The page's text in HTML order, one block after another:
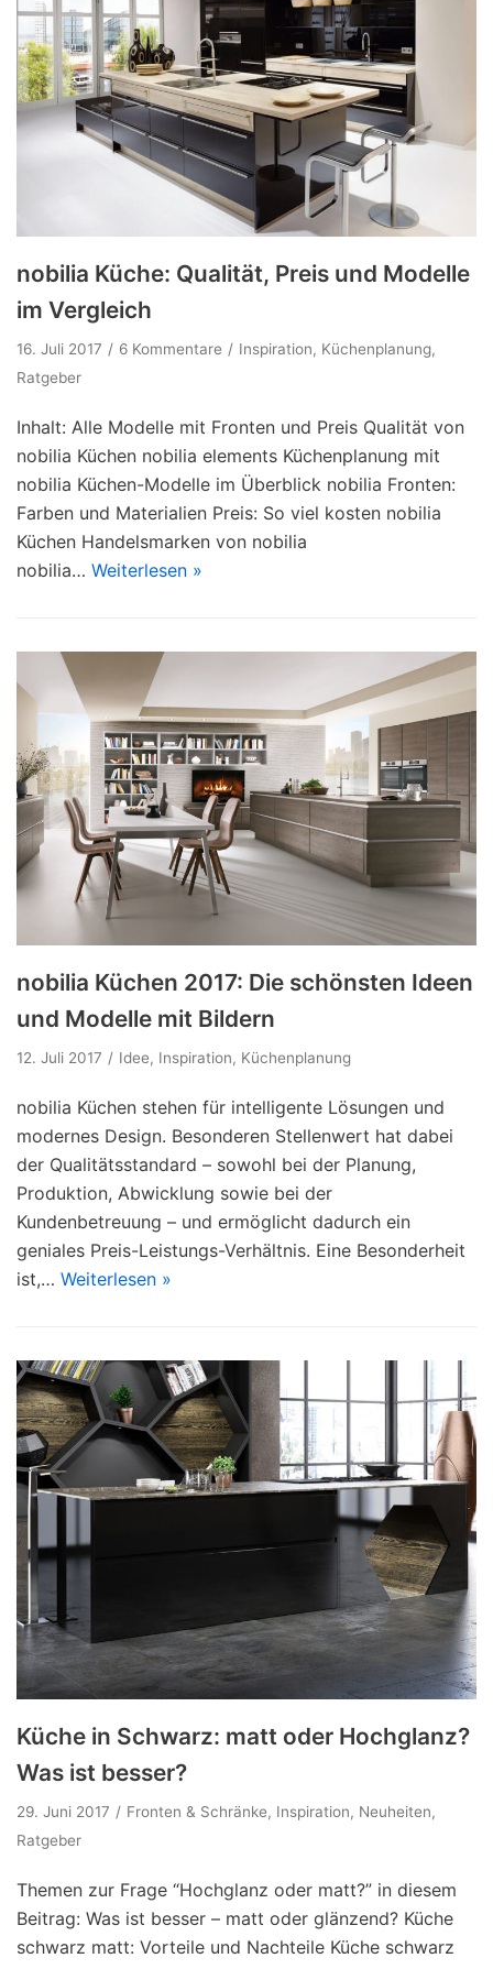
nobilia Küche: Qualität, Preis und Modelle
im Vergleich
16. Juli 2017 6 Kommentare Inspiration, Küchenplanung,
Ratgeber
Inhalt: Alle Modelle mit Fronten und Preis Qualität von
nobilia Küchen nobilia elements Küchenplanung mit
nobilia Küchen-Modelle im Überblick nobilia Fronten:
Farben und Materialien Preis: So viel kosten nobilia
Küchen Handelsmarken von nobilia
nobilia… Weiterlesen »
nobilia Küchen 2017: Die schönsten Ideen
und Modelle mit Bildern
12. Juli 2017 Idee, Inspiration, Küchenplanung
nobilia Küchen stehen für intelligente Lösungen und
modernes Design. Besonderen Stellenwert hat dabei
der Qualitätsstandard – sowohl bei der Planung,
Produktion, Abwicklung sowie bei der
Kundenbetreuung – und ermöglicht dadurch ein
geniales Preis-Leistungs-Verhältnis. Eine Besonderheit
ist,… Weiterlesen »
Küche in Schwarz: matt oder Hochglanz?
Was ist besser?
29. Juni 2017 Fronten & Schränke, Inspiration, Neuheiten,
Ratgeber
Themen zur Frage “Hochglanz oder matt?” in diesem
Beitrag: Was ist besser – matt oder glänzend? Küche
schwarz matt: Vorteile und Nachteile Küche schwarz